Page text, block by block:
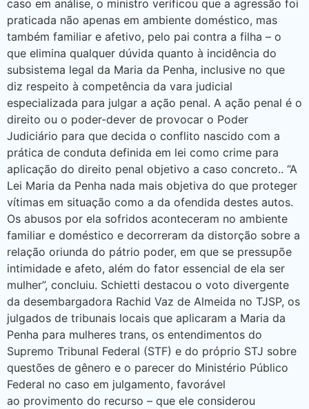
caso em análise, o ministro verificou que a agressão foi
praticada não apenas em ambiente doméstico, mas
também familiar e afetivo, pelo pai contra a filha – o
que elimina qualquer dúvida quanto à incidência do
subsistema legal da Maria da Penha, inclusive no que
diz respeito à competência da vara judicial
especializada para julgar a ação penal. A ação penal é o
direito ou o poder-dever de provocar o Poder
Judiciário para que decida o conflito nascido com a
prática de conduta definida em lei como crime para
aplicação do direito penal objetivo a caso concreto.. “A
Lei Maria da Penha nada mais objetiva do que proteger
vítimas em situação como a da ofendida destes autos.
Os abusos por ela sofridos aconteceram no ambiente
familiar e doméstico e decorreram da distorção sobre a
relação oriunda do pátrio poder, em que se pressupõe
intimidade e afeto, além do fator essencial de ela ser
mulher”, concluiu. Schietti destacou o voto divergente
da desembargadora Rachid Vaz de Almeida no TJSP, os
julgados de tribunais locais que aplicaram a Maria da
Penha para mulheres trans, os entendimentos do
Supremo Tribunal Federal (STF) e do próprio STJ sobre
questões de gênero e o parecer do Ministério Público
Federal no caso em julgamento, favorável
ao provimento do recurso – que ele considerou